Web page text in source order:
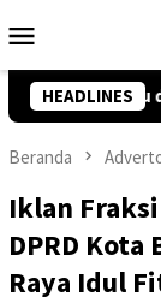
ke
Mobile
HEADLINES
TJSL
Beranda
Iklan
DPRD
Raya Idul